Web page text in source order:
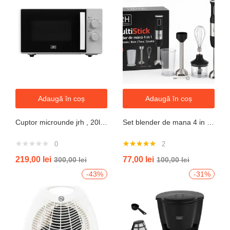
Adaugă în coș
0
219,00 lei 300,00lei
Adaugă în coș
5.00din 5
2
77,00 lei 100,00lei
-43%
-31%